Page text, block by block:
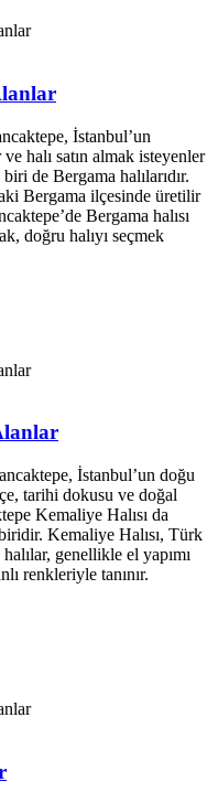
İstanbul’un
halı satın almak isteyenler
de Bergama halılarıdır.
Bergama ilçesinde üretilir
Bergama halısı
doğru halıyı seçmek
İstanbul’un doğu
tarihi dokusu ve doğal
Kemaliye Halısı da
Kemaliye Halısı, Türk
genellikle el yapımı
renkleriyle tanınır.